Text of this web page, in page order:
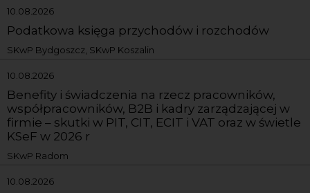
10.08.2026
Podatkowa księga przychodów i rozchodów
SKwP Bydgoszcz, SKwP Koszalin
10.08.2026
Benefity i świadczenia na rzecz pracowników,
współpracowników, B2B i kadry zarządzającej w
firmie – skutki w PIT, CIT, ECIT i VAT oraz w świetle
KSeF w 2026 r
SKwP Radom
10.08.2026